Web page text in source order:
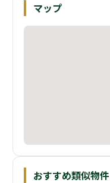
マップ
おすすめ類似物件